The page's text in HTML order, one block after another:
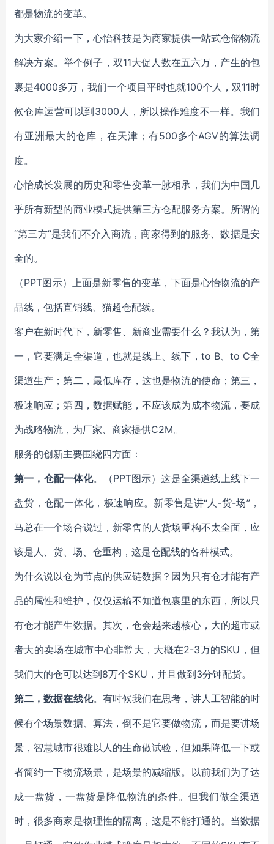
都是物流的变革。
为大家介绍一下，心怡科技是为商家提供一站式仓储物流
解决方案。举个例子，双11大促人数在五六万，产生的包
裹是4000多万，我们一个项目平时也就100个人，双11时
候仓库运营可以到3000人，所以操作难度不一样。我们
有亚洲最大的仓库，在天津；有500多个AGV的算法调
度。
心怡成长发展的历史和零售变革一脉相承，我们为中国几
乎所有新型的商业模式提供第三方仓配服务方案。所谓的
“第三方”是我们不介入商流，商家得到的服务、数据是安
全的。
（PPT图示）上面是新零售的变革，下面是心怡物流的产
品线，包括直销线、猫超仓配线。
客户在新时代下，新零售、新商业需要什么？我认为，第
一，它要满足全渠道，也就是线上、线下，to B、to C全
渠道生产；第二，最低库存，这也是物流的使命；第三，
极速响应；第四，数据赋能，不应该成为成本物流，要成
为战略物流，为厂家、商家提供C2M。
服务的创新主要围绕四方面：
第一， 仓配一体化。
（PPT图示）这是全渠道线上线下一
盘货，仓配一体化，极速响应。新零售是讲“人-货-场”，
马总在一个场合说过，新零售的人货场重构不太全面，应
该是人、货、场、仓重构，这是仓配线的各种模式。
为什么说以仓为节点的供应链数据？因为只有仓才能有产
品的属性和维护，仅仅运输不知道包裹里的东西，所以只
有仓才能产生数据。其次，仓会越来越核心，大的超市或
者大的卖场在城市中心非常大，大概在2-3万的SKU，但
我们大的仓可以达到8万个SKU，并且做到3分钟配货。
第二，数据在线化。 有时候我们在思考，讲人工智能的时
候有个场景数据、算法，倒不是它要做物流，而是要讲场
景，智慧城市很难以人的生命做试验，但如果降低一下或
者简约一下物流场景，是场景的减缩版。以前我们为了达
成一盘货，一盘货是降低物流的条件。但我们做全渠道
时，很多商家是物理性的隔离，这是不能打通的。当数据